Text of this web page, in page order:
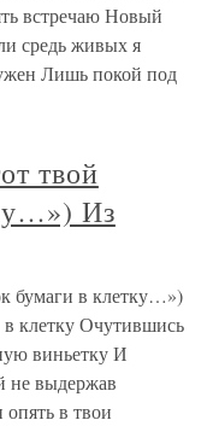
встречаю Новый
средь живых я
Лишь покой под
твой
Из
бумаги в клетку…»)
клетку Очутившись
виньетку И
не выдержав
в твои